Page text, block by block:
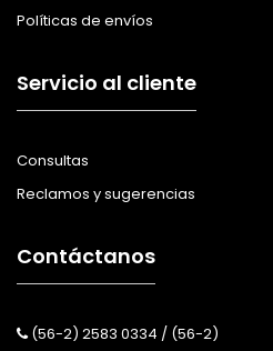
Políticas de envíos
Servicio al cliente
Consultas
Reclamos y sugerencias
Contáctanos
(56-2) 2583 0334 / (56-2)